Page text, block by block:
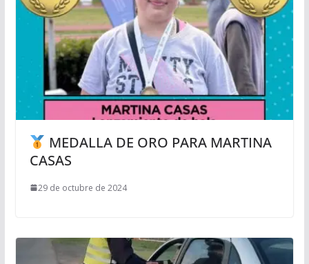
MEDALLA DE ORO PARA MARTINA
CASAS
29 de octubre de 2024